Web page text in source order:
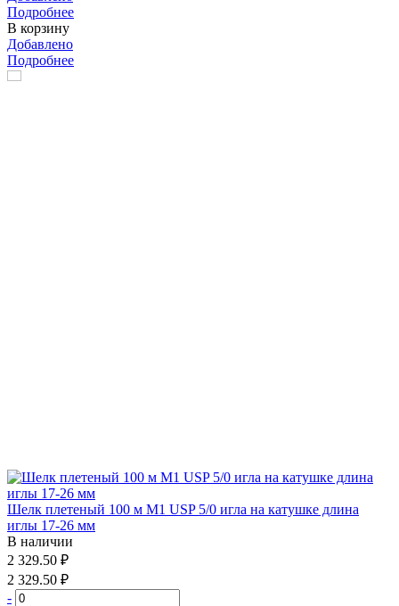
Подробнее
В корзину
Добавлено
Подробнее
Шелк плетеный 100 м М1 USP 5/0 игла на катушке длина
иглы 17-26 мм
В наличии
2 329.50 ₽
2 329.50 ₽
-